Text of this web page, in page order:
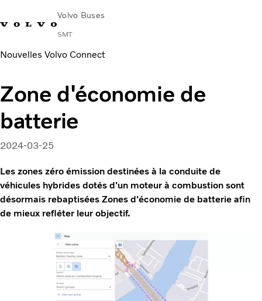
Volvo Buses
SMT
Change Market EnglishNous contacter
Urbain et interurbain
Autocars
Services
Pourquoi choisir Volvo ?
Contact
Nouvelles Volvo Connect
Zone d'économie de
batterie
2024-03-25
Les zones zéro émission destinées à la conduite de
véhicules hybrides dotés d'un moteur à combustion sont
désormais rebaptisées Zones d'économie de batterie afin
de mieux refléter leur objectif.